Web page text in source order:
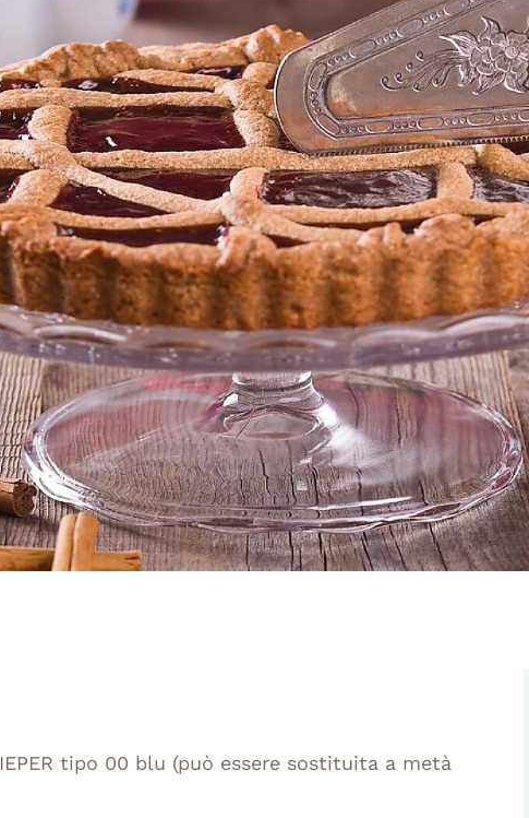
tipo 00 blu (può essere sostituita a metà